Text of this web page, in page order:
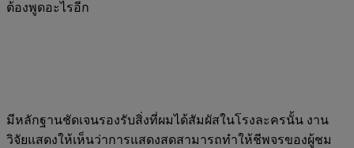
ต้องพูดอะไรอีก
มีหลักฐานชัดเจนรองรับสิ่งที่ผมได้สัมผัสในโรงละครนั้น งาน
วิจัยแสดงให้เห็นว่าการแสดงสดสามารถทำให้ชีพจรของผู้ชม